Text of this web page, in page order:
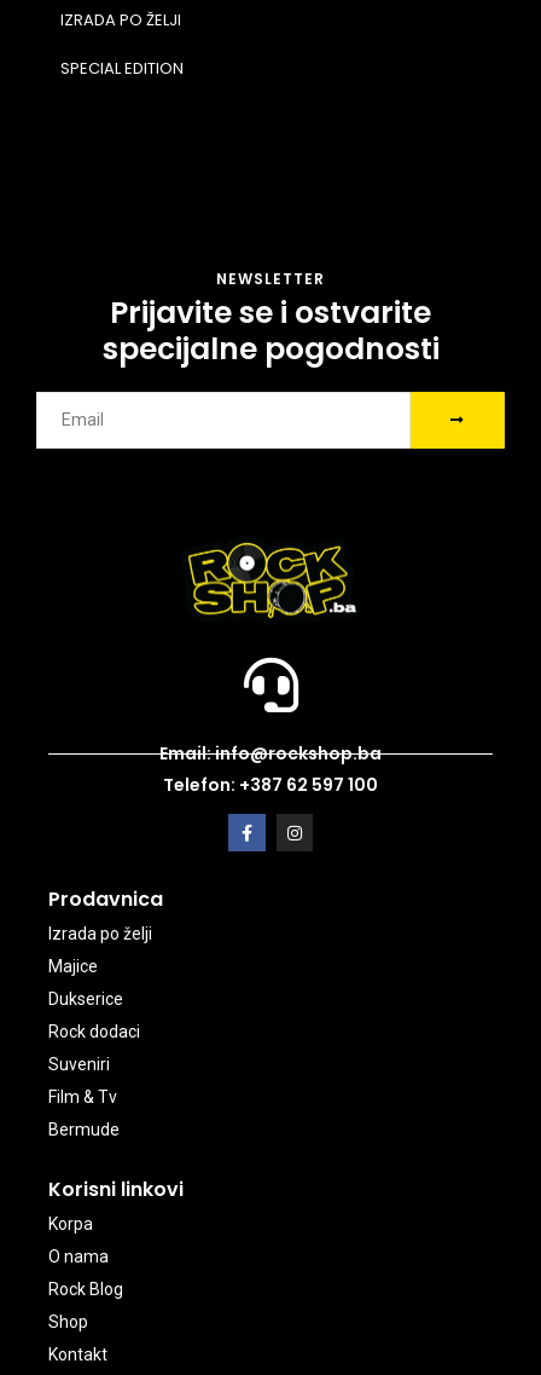
IZRADA PO ŽELJI
SPECIAL EDITION
NEWSLETTER
Prijavite se i ostvarite
specijalne pogodnosti
Email: info@rockshop.ba
Telefon: +387 62 597 100
Prodavnica
Izrada po želji
Majice
Dukserice
Rock dodaci
Suveniri
Film & Tv
Bermude
Korisni linkovi
Korpa
O nama
Rock Blog
Shop
Kontakt